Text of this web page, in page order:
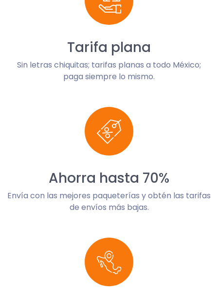
Tarifa plana
Sin letras chiquitas; tarifas planas a todo México;
paga siempre lo mismo.
Ahorra hasta 70%
Envía con las mejores paqueterías y obtén las tarifas
de envíos más bajas.